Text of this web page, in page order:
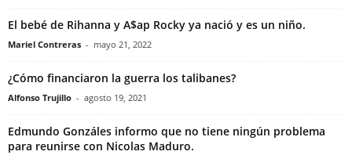
El bebé de Rihanna y A$ap Rocky ya nació y es un niño.
Mariel Contreras - mayo 21, 2022
¿Cómo financiaron la guerra los talibanes?
Alfonso Trujillo - agosto 19, 2021
Edmundo Gonzáles informo que no tiene ningún problema
para reunirse con Nicolas Maduro.